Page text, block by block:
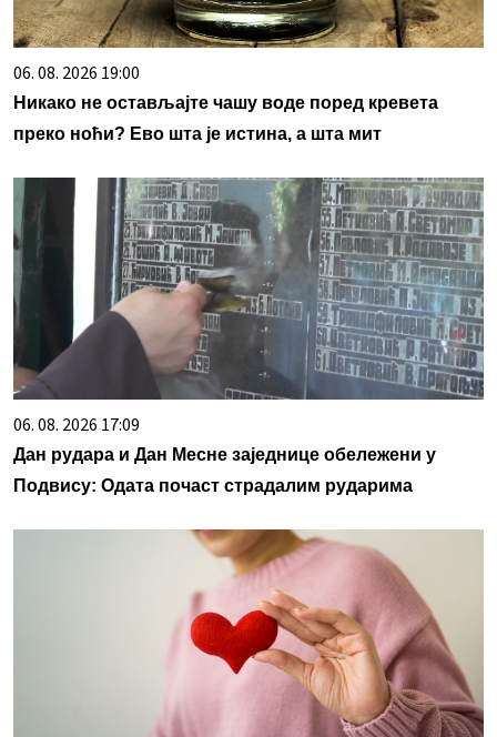
06. 08. 2026 19:00
Никако не остављајте чашу воде поред кревета
преко ноћи? Ево шта је истина, а шта мит
06. 08. 2026 17:09
Дан рудара и Дан Месне заједнице обележени у
Подвису: Одата почаст страдалим рударима